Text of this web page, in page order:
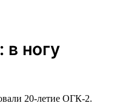
в ногу
20-летие ОГК-2.